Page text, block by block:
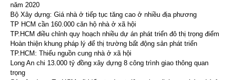
năm 2020
Bộ Xây dựng: Giá nhà ở tiếp tục tăng cao ở nhiều địa phương
TP HCM cần 160.000 căn hộ nhà ở xã hội
TP.HCM điều chỉnh quy hoạch nhiều dự án phát triển đô thị trọng điểm
Hoàn thiện khung pháp lý để thị trường bất động sản phát triển
TP.HCM: Thiếu nguồn cung nhà ở xã hội
Long An chi 13.000 tỷ đồng xây dựng 8 công trình giao thông quan
trọng